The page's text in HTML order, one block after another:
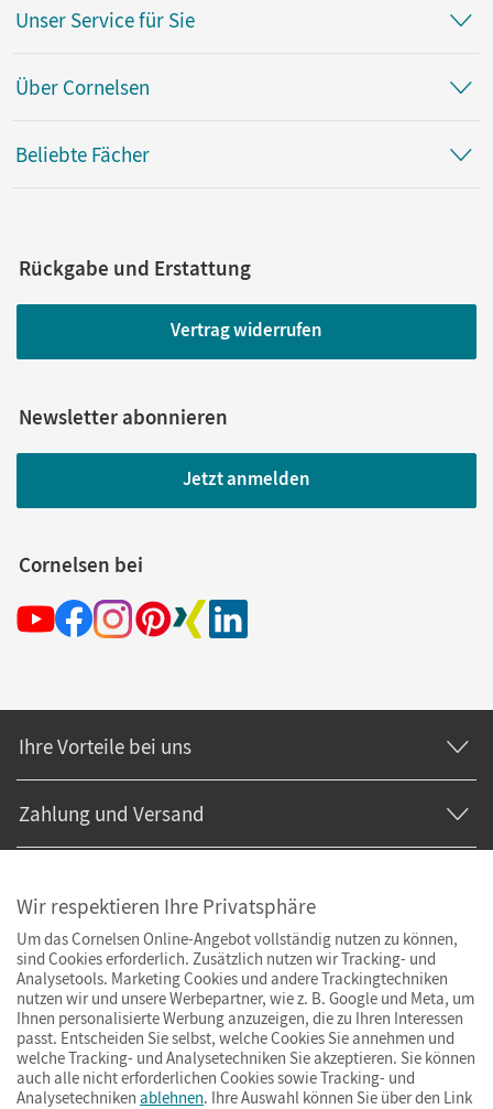
Unser Service für Sie
Über Cornelsen
Beliebte Fächer
Rückgabe und Erstattung
Vertrag widerrufen
Newsletter abonnieren
Jetzt anmelden
Cornelsen bei
Ihre Vorteile bei uns
Zahlung und Versand
Wir respektieren Ihre Privatsphäre
Um das Cornelsen Online-Angebot vollständig nutzen zu können,
sind Cookies erforderlich. Zusätzlich nutzen wir Tracking- und
Analysetools. Marketing Cookies und andere Trackingtechniken
nutzen wir und unsere Werbepartner, wie z. B. Google und Meta, um
Ihnen personalisierte Werbung anzuzeigen, die zu Ihren Interessen
passt. Entscheiden Sie selbst, welche Cookies Sie annehmen und
welche Tracking- und Analysetechniken Sie akzeptieren. Sie können
auch alle nicht erforderlichen Cookies sowie Tracking- und
Analysetechniken ablehnen. Ihre Auswahl können Sie über den Link